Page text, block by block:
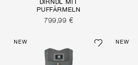
DIRNDL MIT
PUFFÄRMELN
799,99 €
NEW NEW